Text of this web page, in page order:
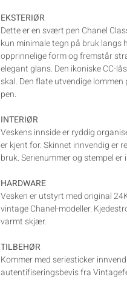
EKSTERIØR
Dette er en svært pen Chanel
kun minimale tegn på bruk langs
opprinnelige form og fremstår
elegant glans. Den ikoniske CC-
skal. Den flate utvendige
pen.
INTERIØR
Veskens innside er ryddig
er kjent for. Skinnet innvendig er
bruk. Serienummer og stempel
HARDWARE
Vesken er utstyrt med original
vintage Chanel-modeller.
varmt skjær.
TILBEHØR
Kommer med seriesticker
autentifiseringsbevis fra